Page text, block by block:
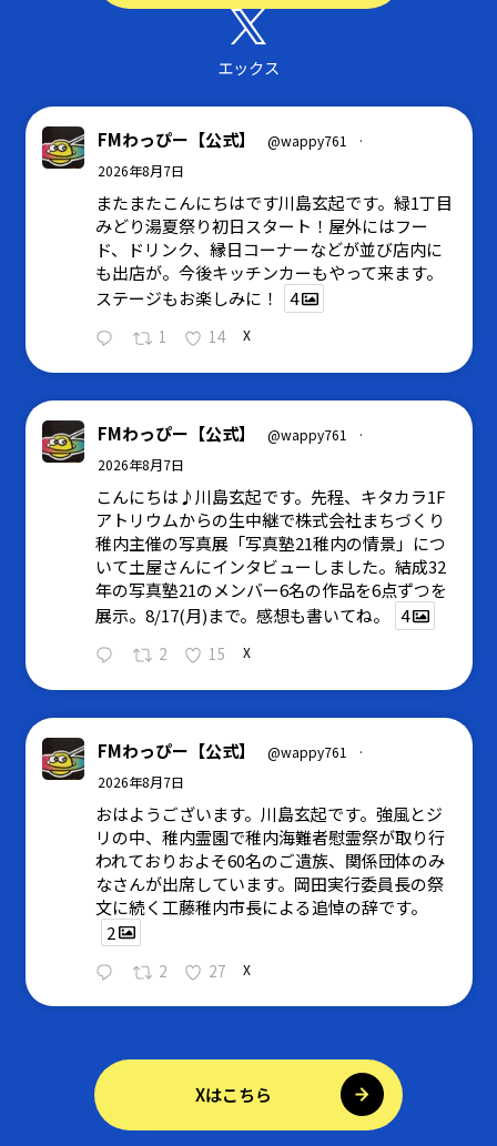
エックス
FMわっぴー【公式】 @wappy761
·
2026年8月7日
またまたこんにちはです川島玄起です。緑1丁目
みどり湯夏祭り初日スタート！屋外にはフー
ド、ドリンク、縁日コーナーなどが並び店内に
も出店が。今後キッチンカーもやって来ます。
ステージもお楽しみに！
4
1 14 X
FMわっぴー【公式】 @wappy761
·
2026年8月7日
こんにちは♪川島玄起です。先程、キタカラ1F
アトリウムからの生中継で株式会社まちづくり
稚内主催の写真展「写真塾21稚内の情景」につ
いて土屋さんにインタビューしました。結成32
年の写真塾21のメンバー6名の作品を6点ずつを
展示。8/17(月)まで。感想も書いてね。
4
2 15 X
FMわっぴー【公式】 @wappy761
·
2026年8月7日
おはようございます。川島玄起です。強風とジ
リの中、稚内霊園で稚内海難者慰霊祭が取り行
われておりおよそ60名のご遺族、関係団体のみ
なさんが出席しています。岡田実行委員長の祭
文に続く工藤稚内市長による追悼の辞です。
2
2 27 X
Xはこちら